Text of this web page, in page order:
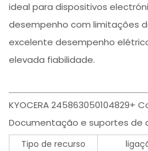
ideal para dispositivos
desempenho com limitações
excelente desempenho
elevada fiabilidade.
KYOCERA 245863050104829+
Documentação e suportes de
Tipo de recurso